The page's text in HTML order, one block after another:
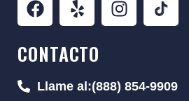
CONTACTO
Llame al:(888) 854-9909